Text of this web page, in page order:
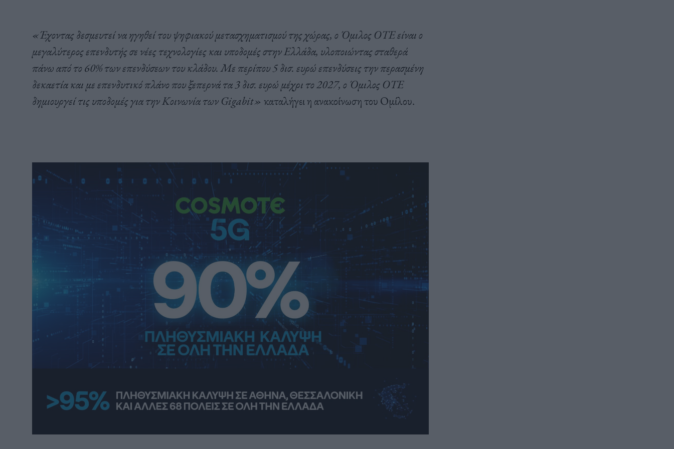
«Έχοντας δεσμευτεί να ηγηθεί του ψηφιακού μετασχηματισμού της χώρας, ο Όμιλος ΟΤΕ είναι ο
μεγαλύτερος επενδυτής σε νέες τεχνολογίες και υποδομές στην Ελλάδα, υλοποιώντας σταθερά
πάνω από το 60% των επενδύσεων του κλάδου. Με περίπου 5 δισ. ευρώ επενδύσεις την περασμένη
δεκαετία και με επενδυτικό πλάνο που ξεπερνά τα 3 δισ. ευρώ μέχρι το 2027, ο Όμιλος ΟΤΕ
δημιουργεί τις υποδομές για την Κοινωνία των Gigabit» καταλήγει η ανακοίνωση του Ομίλου.